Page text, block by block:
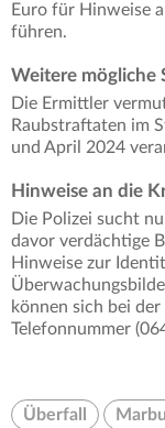
Euro für Hinweise
führen.
Weitere mögliche
Die Ermittler
Raubstraftaten im
und April 2024
Hinweise an die
Die Polizei sucht
davor verdächtige
Hinweise zur
können sich bei
Telefonnummer
Überfall